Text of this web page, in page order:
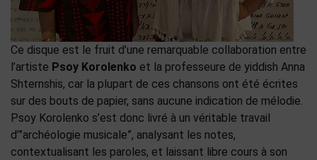
Ce disque est le fruit d’une remarquable collaboration entre
l’artiste Psoy Korolenko et la professeure de yiddish Anna
Shternshis, car la plupart de ces chansons ont été écrites
sur des bouts de papier, sans aucune indication de mélodie.
Psoy Korolenko s’est donc livré à un véritable travail
d’”archéologie musicale”, analysant les notes,
contextualisant les paroles, et laissant libre cours à son